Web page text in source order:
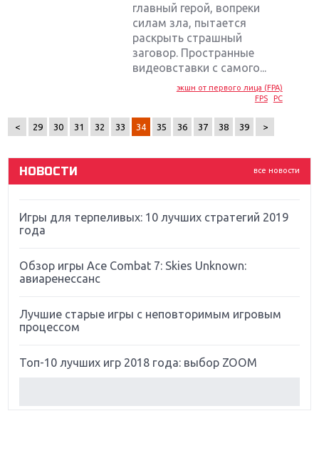
главный герой, вопреки
силам зла, пытается
раскрыть страшный
заговор. Пространные
видеовставки с самого...
экшн от первого лица (FPA)
FPS
PC
< 29 30 31 32 33 34 35 36 37 38 39 >
все новости
НОВОСТИ
Крупнейшие релизы мая: Nintendo, Microsoft и
Новинки для Nintendo Switch: Labo, South Park и
Far Cry 5: хвалить нельзя ругать
Игры для терпеливых: 10 лучших стратегий 2019
года
Обзор игры Ace Combat 7: Skies Unknown:
авиаренессанс
Лучшие старые игры с неповторимым игровым
процессом
Топ-10 лучших игр 2018 года: выбор ZOOM